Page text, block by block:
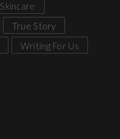
Skincare
True Story
Writing For Us